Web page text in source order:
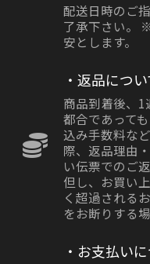
配送日時のご
了承下さい。
安とします。
・返品につ
商品到着後、
都合であって
込み手数料な
際、返品理由
い伝票でのご
但し、お買い
く超過される
をお断りする
・お支払い